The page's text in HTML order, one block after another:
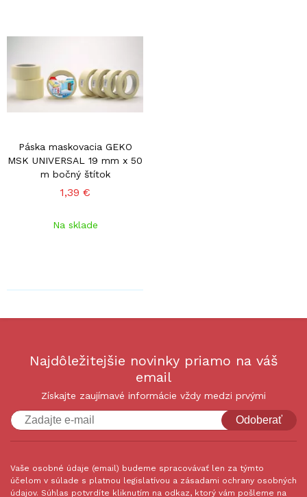
Páska maskovacia GEKO
MSK UNIVERSAL 19 mm x 50
m bočný štítok
1,39 €
Na sklade
Najdôležitejšie novinky priamo na váš
email
Získajte zaujímavé informácie vždy medzi prvými
Odoberať
Vaše osobné údaje (email) budeme spracovávať len za týmto
účelom v súlade s platnou legislatívou a zásadami ochrany osobných
údajov. Súhlas potvrdíte kliknutím na odkaz, ktorý vám pošleme na